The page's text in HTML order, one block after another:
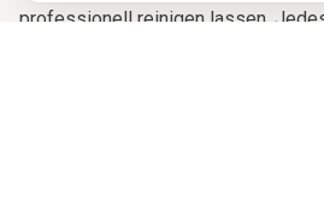
professionell reinigen lassen.